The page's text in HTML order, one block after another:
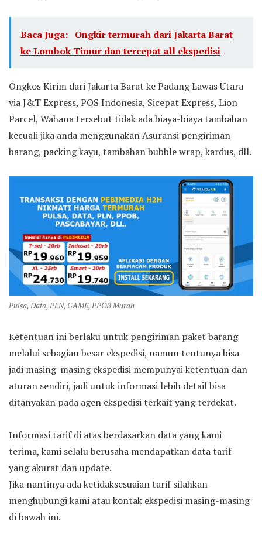
Baca Juga: Ongkir termurah dari Jakarta Barat
ke Lombok Timur dan tercepat all ekspedisi
Ongkos Kirim dari Jakarta Barat ke Padang Lawas Utara
via J&T Express, POS Indonesia, Sicepat Express, Lion
Parcel, Wahana tersebut tidak ada biaya-biaya tambahan
kecuali jika anda menggunakan Asuransi pengiriman
barang, packing kayu, tambahan bubble wrap, kardus, dll.
Pulsa, Data, PLN, GAME, PPOB Murah
Ketentuan ini berlaku untuk pengiriman paket barang
melalui sebagian besar ekspedisi, namun tentunya bisa
jadi masing-masing ekspedisi mempunyai ketentuan dan
aturan sendiri, jadi untuk informasi lebih detail bisa
ditanyakan pada agen ekspedisi terkait yang terdekat.
Informasi tarif di atas berdasarkan data yang kami
terima, kami selalu berusaha mendapatkan data tarif
yang akurat dan update.
Jika nantinya ada ketidaksesuaian tarif silahkan
menghubungi kami atau kontak ekspedisi masing-masing
di bawah ini.